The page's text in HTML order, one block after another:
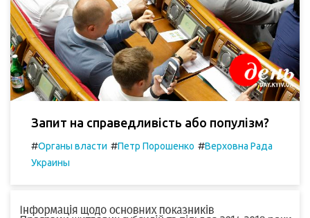
Запит на справедливість або популізм?
#Органы власти #Петр Порошенко #Верховна Рада
Украины